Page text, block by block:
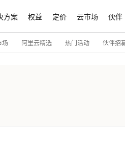
方案 权益 定价 云市场 伙伴
场 阿里云精选 热门活动 伙伴招